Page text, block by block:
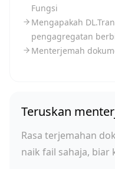
Fungsi
Mengapakah
pengagregatan
Menterjemah
Teruskan
Rasa terjemahan
naik fail sahaja, biar